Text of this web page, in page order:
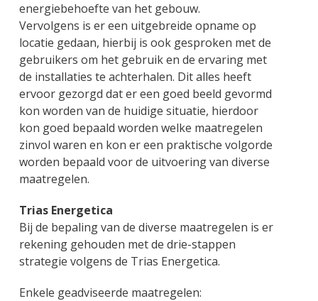
energiebehoefte van het gebouw.
Vervolgens is er een uitgebreide opname op
locatie gedaan, hierbij is ook gesproken met de
gebruikers om het gebruik en de ervaring met
de installaties te achterhalen. Dit alles heeft
ervoor gezorgd dat er een goed beeld gevormd
kon worden van de huidige situatie, hierdoor
kon goed bepaald worden welke maatregelen
zinvol waren en kon er een praktische volgorde
worden bepaald voor de uitvoering van diverse
maatregelen.
Trias Energetica
Bij de bepaling van de diverse maatregelen is er
rekening gehouden met de drie-stappen
strategie volgens de Trias Energetica.
Enkele geadviseerde maatregelen: